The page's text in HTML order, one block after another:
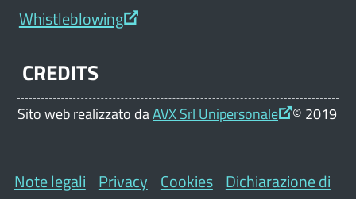
Whistleblowing
CREDITS
Sito web realizzato daAVX Srl Unipersonale © 2019
Note legali Privacy Cookies Dichiarazione di